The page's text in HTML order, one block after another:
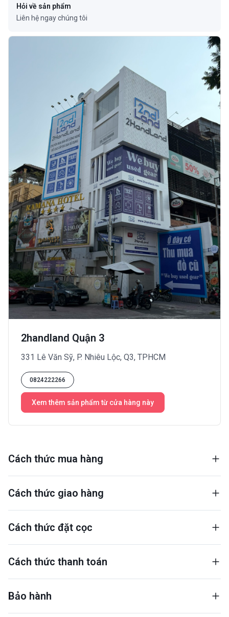
Hỏi về sản phẩm
Liên hệ ngay chúng tôi
2handland Quận 3
331 Lê Văn Sỹ, P. Nhiêu Lộc, Q3, TPHCM
0824222266
Xem thêm sản phẩm từ cửa hàng này
Cách thức mua hàng
Cách thức giao hàng
Cách thức đặt cọc
Cách thức thanh toán
Bảo hành